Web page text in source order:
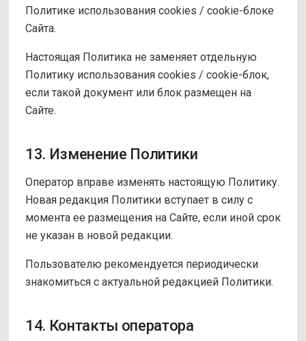
Политике использования cookies / cookie-блоке
Сайта.
Настоящая Политика не заменяет отдельную
Политику использования cookies / cookie-блок,
если такой документ или блок размещен на
Сайте.
13. Изменение Политики
Оператор вправе изменять настоящую Политику.
Новая редакция Политики вступает в силу с
момента ее размещения на Сайте, если иной срок
не указан в новой редакции.
Пользователю рекомендуется периодически
знакомиться с актуальной редакцией Политики.
14. Контакты оператора